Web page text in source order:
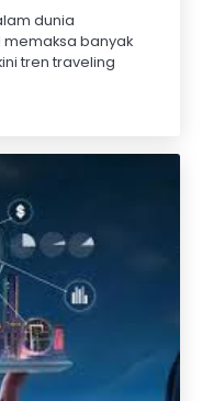
dunia
banyak
tren traveling